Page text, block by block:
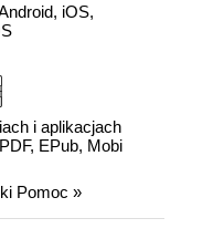
iOS,
i aplikacjach
EPub, Mobi
Pomoc »